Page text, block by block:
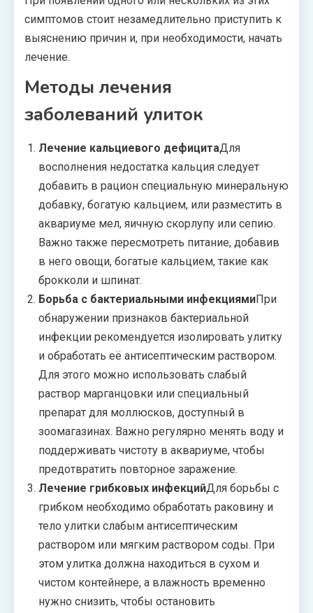
симптомов стоит незамедлительно приступить к
выяснению причин и, при необходимости, начать
лечение.
Методы лечения
заболеваний улиток
Лечение кальциевого дефицитаДля
восполнения недостатка кальция следует
добавить в рацион специальную минеральную
добавку, богатую кальцием, или разместить в
аквариуме мел, яичную скорлупу или сепию.
Важно также пересмотреть питание, добавив
в него овощи, богатые кальцием, такие как
брокколи и шпинат.
Борьба с бактериальными инфекциямиПри
обнаружении признаков бактериальной
инфекции рекомендуется изолировать улитку
и обработать её антисептическим раствором.
Для этого можно использовать слабый
раствор марганцовки или специальный
препарат для моллюсков, доступный в
зоомагазинах. Важно регулярно менять воду и
поддерживать чистоту в аквариуме, чтобы
предотвратить повторное заражение.
Лечение грибковых инфекцийДля борьбы с
грибком необходимо обработать раковину и
тело улитки слабым антисептическим
раствором или мягким раствором соды. При
этом улитка должна находиться в сухом и
чистом контейнере, а влажность временно
нужно снизить, чтобы остановить